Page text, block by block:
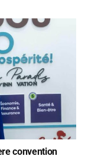
convention